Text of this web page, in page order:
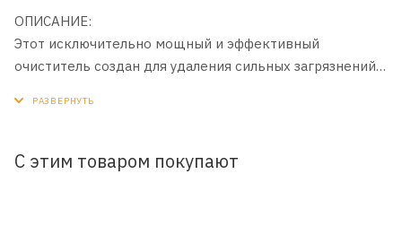
ОПИСАНИЕ:
Этот исключительно мощный и эффективный
очиститель создан для удаления сильных загрязнений с
грязь вокруг частей двигателя, высохшее моторное
С этим товаром покупают